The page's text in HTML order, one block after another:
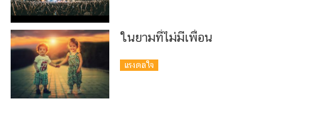
ในยามที่ไม่มีเพื่อน
แรงดลใจ